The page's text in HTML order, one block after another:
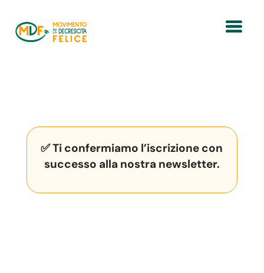
✅ Ti confermiamo l’iscrizione con
successo alla nostra newsletter.